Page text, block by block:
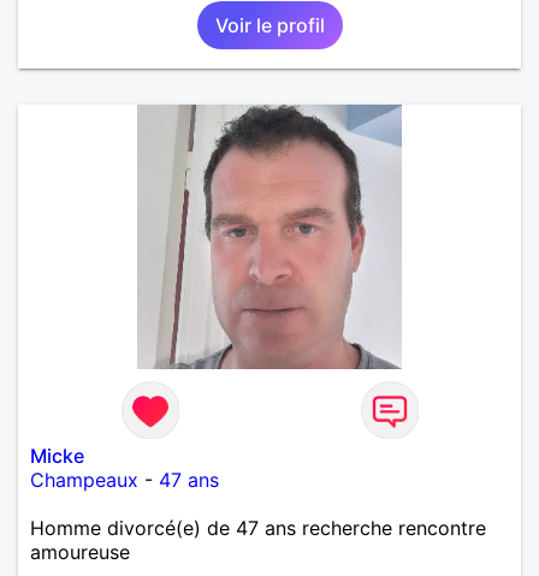
Voir le profil
Micke
Champeaux - 47 ans
Homme divorcé(e) de 47 ans recherche rencontre
amoureuse